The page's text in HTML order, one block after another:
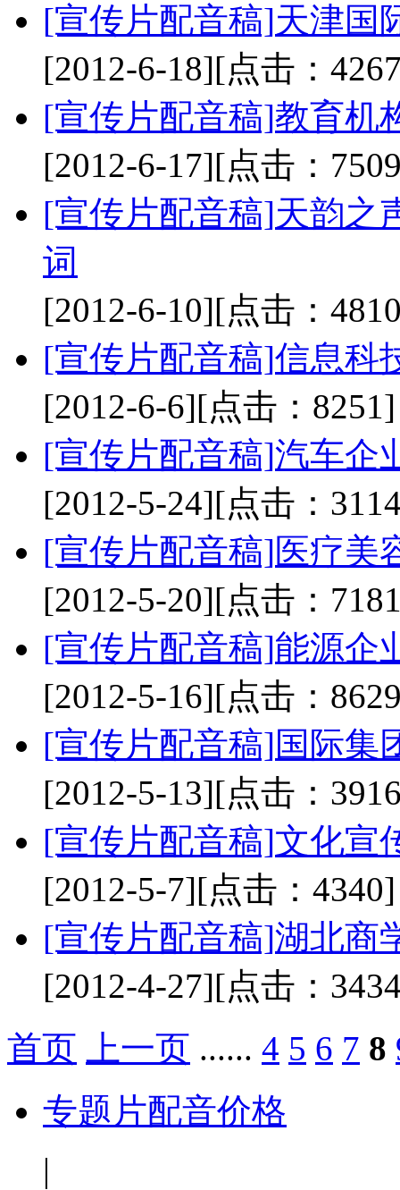
[宣传片配音稿]天津国
[2012-6-18][点击：
[宣传片配音稿]教育机
[2012-6-17][点击：
[宣传片配音稿]天韵之
词
[2012-6-10][点击：
[宣传片配音稿]信息科
[2012-6-6][点击：8251]
[宣传片配音稿]汽车企
[2012-5-24][点击：
[宣传片配音稿]医疗美
[2012-5-20][点击：
[宣传片配音稿]能源企
[2012-5-16][点击：
[宣传片配音稿]国际集
[2012-5-13][点击：
[宣传片配音稿]文化宣
[2012-5-7][点击：4340]
[宣传片配音稿]湖北商
[2012-4-27][点击：
首页
上一页 ...... 4 5 6 7 8
专题片配音价格
|